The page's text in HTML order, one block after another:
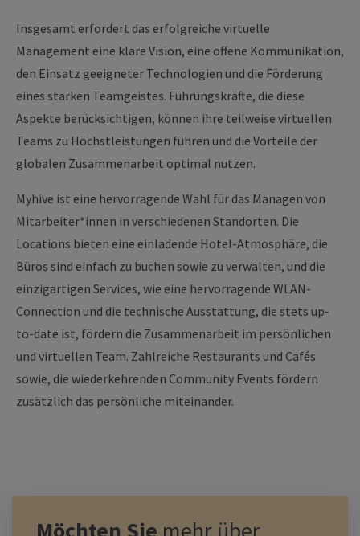
Insgesamt erfordert das erfolgreiche virtuelle
Management eine klare Vision, eine offene Kommunikation,
den Einsatz geeigneter Technologien und die Förderung
eines starken Teamgeistes. Führungskräfte, die diese
Aspekte berücksichtigen, können ihre teilweise virtuellen
Teams zu Höchstleistungen führen und die Vorteile der
globalen Zusammenarbeit optimal nutzen.
Myhive ist eine hervorragende Wahl für das Managen von
Mitarbeiter*innen in verschiedenen Standorten. Die
Locations bieten eine einladende Hotel-Atmosphäre, die
Büros sind einfach zu buchen sowie zu verwalten, und die
einzigartigen Services, wie eine hervorragende WLAN-
Connection und die technische Ausstattung, die stets up-
to-date ist, fördern die Zusammenarbeit im persönlichen
und virtuellen Team. Zahlreiche Restaurants und Cafés
sowie, die wiederkehrenden Community Events fördern
zusätzlich das persönliche miteinander.